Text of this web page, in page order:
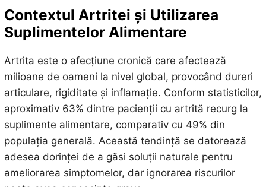
Contextul Artritei și Utilizarea
Suplimentelor Alimentare
Artrita este o afecțiune cronică care afectează
milioane de oameni la nivel global, provocând dureri
articulare, rigiditate și inflamație. Conform statisticilor,
aproximativ 63% dintre pacienții cu artrită recurg la
suplimente alimentare, comparativ cu 49% din
populația generală. Această tendință se datorează
adesea dorinței de a găsi soluții naturale pentru
ameliorarea simptomelor, dar ignorarea riscurilor